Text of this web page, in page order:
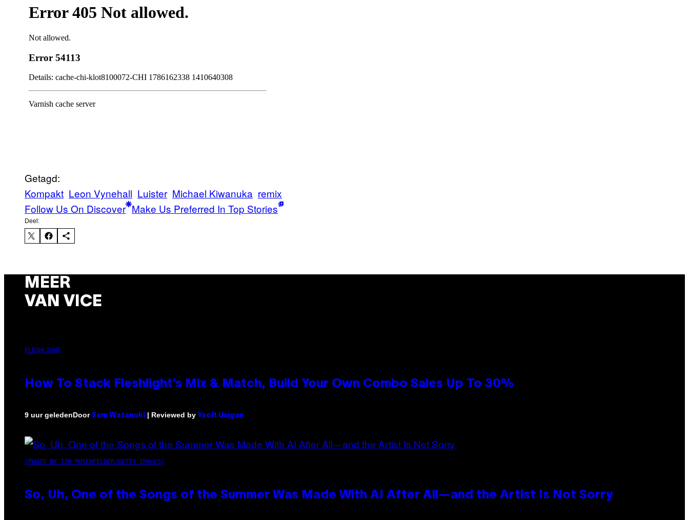
Getagd:
Kompakt Leon Vynehall Luister Michael Kiwanuka remix
Follow Us On Discover Make Us Preferred In Top Stories
Deel:
MEER
VAN VICE
FLESHLIGHT
How To Stack Fleshlight’s Mix & Match, Build Your Own Combo Sales Up To 30%
9 uur geledenDoor Sam Watanuki | Reviewed by Ysolt Usigan
(PHOTO BY TIM MOSENFELDER/GETTY IMAGES)
So, Uh, One of the Songs of the Summer Was Made With AI After All—and the Artist Is Not Sorry